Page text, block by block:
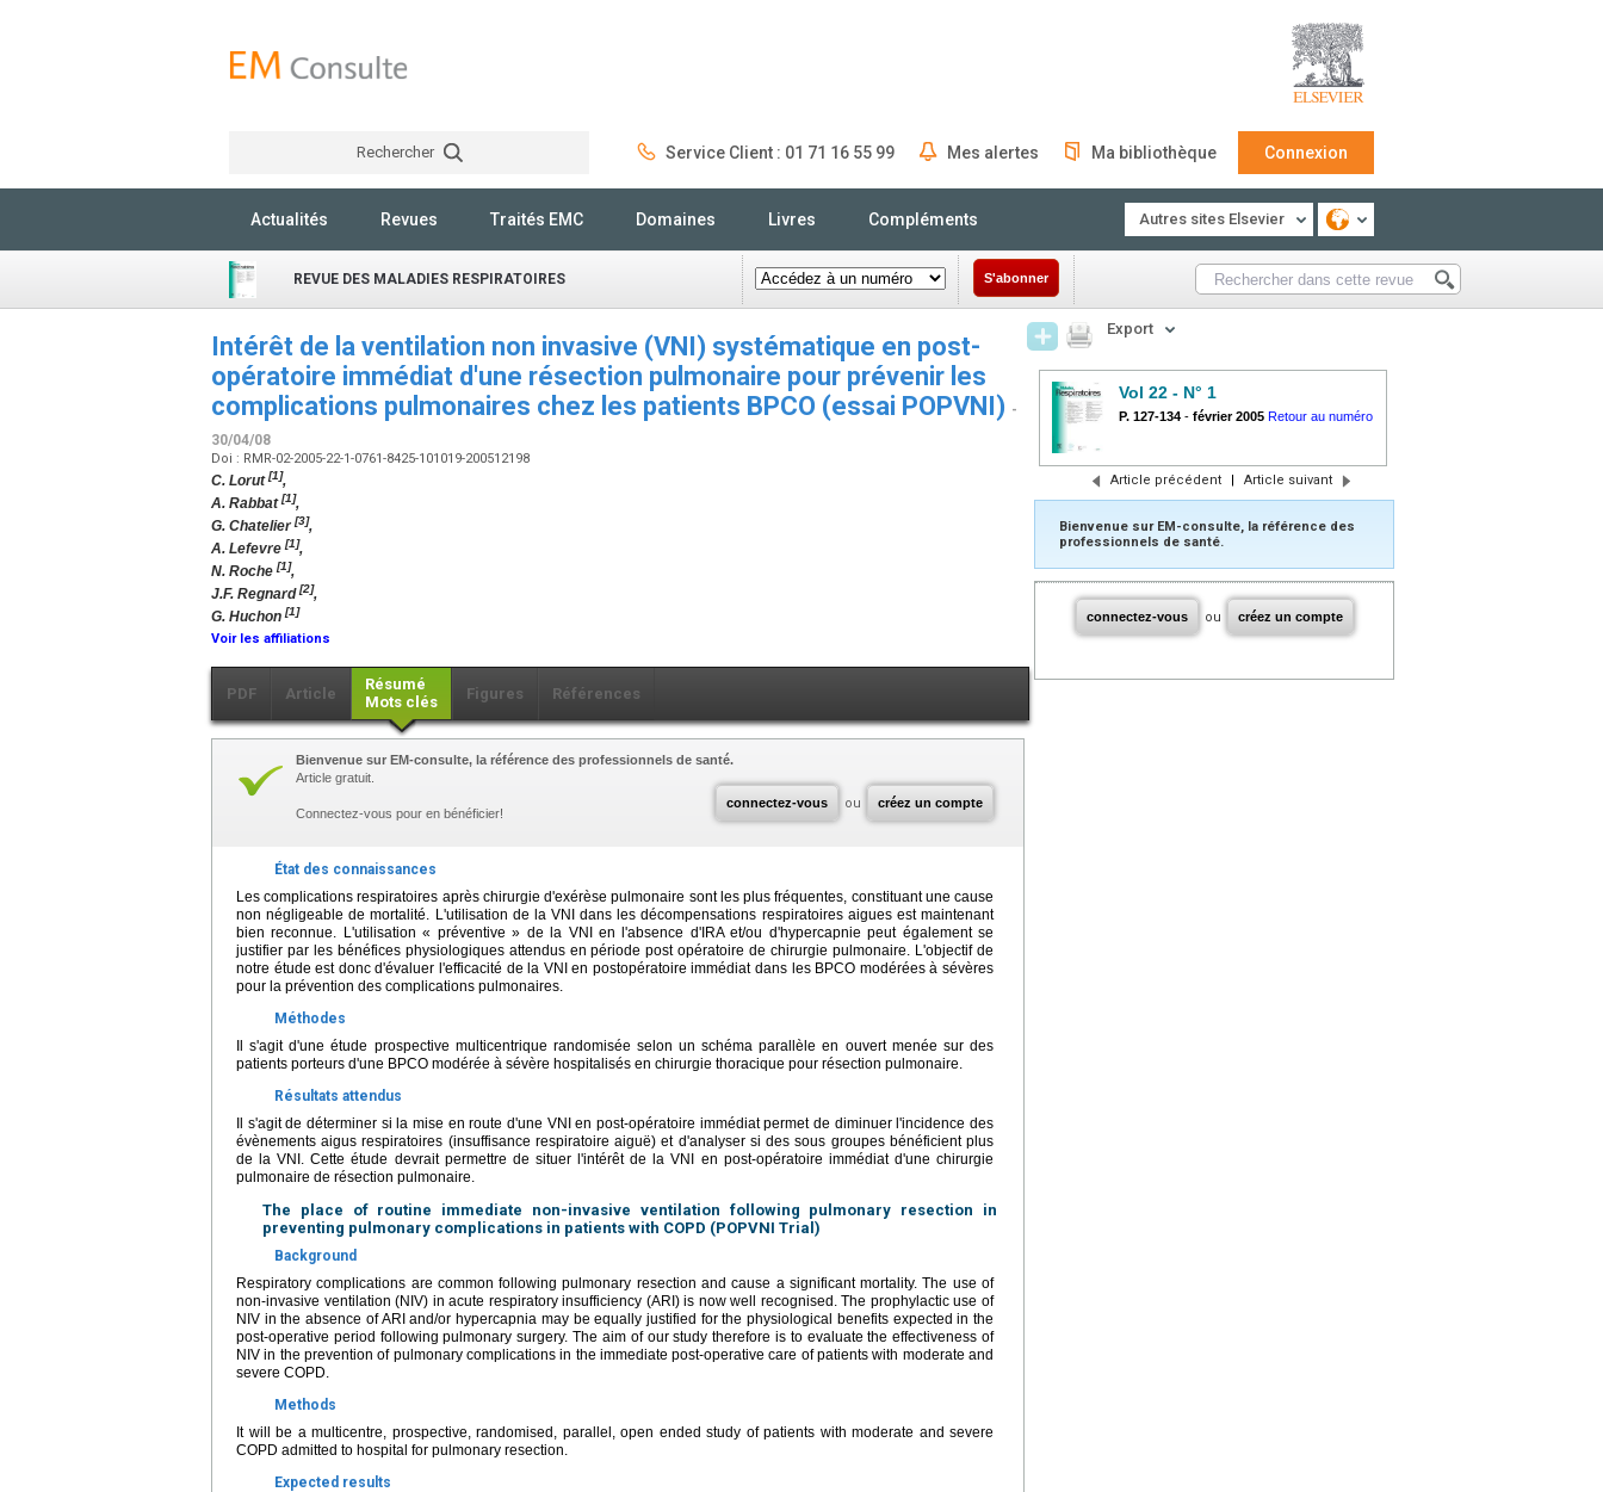
Rechercher Service Client : 01 71 16 55 99 Mes alertes Ma bibliothèque Connexion
Actualités Revues Traités EMC Domaines Livres Compléments Autres sites Elsevier
REVUE DES MALADIES RESPIRATOIRES S'abonner
Intérêt de la ventilation non invasive (VNI) systématique en post-
opératoire immédiat d'une résection pulmonaire pour prévenir les
complications pulmonaires chez les patients BPCO (essai POPVNI) -
30/04/08
Doi : RMR-02-2005-22-1-0761-8425-101019-200512198
C. Lorut[1],
A. Rabbat[1],
G. Chatelier[3],
A. Lefevre [1],
N. Roche [1],
J.F. Regnard[2],
G. Huchon [1]
Voir les affiliations
PDF Article
Résumé
Mots clés
Figures Références
connectez-vous ou créez un compte
Bienvenue sur EM-consulte, la référence des professionnels de santé.
Article gratuit.
Connectez-vous pour en bénéficier!
État des connaissances
Les complications respiratoires après chirurgie d'exérèse pulmonaire sont les plus fréquentes, constituant une cause
non négligeable de mortalité. L'utilisation de la VNI dans les décompensations respiratoires aigues est maintenant
bien reconnue. L'utilisation « préventive » de la VNI en l'absence d'IRA et/ou d'hypercapnie peut également se
justifier par les bénéfices physiologiques attendus en période post opératoire de chirurgie pulmonaire. L'objectif de
notre étude est donc d'évaluer l'efficacité de la VNI en postopératoire immédiat dans les BPCO modérées à sévères
pour la prévention des complications pulmonaires.
Méthodes
Il s'agit d'une étude prospective multicentrique randomisée selon un schéma parallèle en ouvert menée sur des
patients porteurs d'une BPCO modérée à sévère hospitalisés en chirurgie thoracique pour résection pulmonaire.
Résultats attendus
Il s'agit de déterminer si la mise en route d'une VNI en post-opératoire immédiat permet de diminuer l'incidence des
évènements aigus respiratoires (insuffisance respiratoire aiguë) et d'analyser si des sous groupes bénéficient plus
de la VNI. Cette étude devrait permettre de situer l'intérêt de la VNI en post-opératoire immédiat d'une chirurgie
pulmonaire de résection pulmonaire.
The place of routine immediate non-invasive ventilation following pulmonary resection in
preventing pulmonary complications in patients with COPD (POPVNI Trial)
Background
Respiratory complications are common following pulmonary resection and cause a significant mortality. The use of
non-invasive ventilation (NIV) in acute respiratory insufficiency (ARI) is now well recognised. The prophylactic use of
NIV in the absence of ARI and/or hypercapnia may be equally justified for the physiological benefits expected in the
post-operative period following pulmonary surgery. The aim of our study therefore is to evaluate the effectiveness of
NIV in the prevention of pulmonary complications in the immediate post-operative care of patients with moderate and
severe COPD.
Methods
It will be a multicentre, prospective, randomised, parallel, open ended study of patients with moderate and severe
COPD admitted to hospital for pulmonary resection.
Expected results
Export
Vol 22 - N° 1
P. 127-134 - février 2005 Retour au numéro
Article précédent | Article suivant
Bienvenue sur EM-consulte, la référence des
professionnels de santé.
connectez-vous ou créez un compte